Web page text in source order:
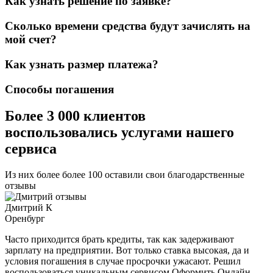
Сколько времени средства будут зачислять на
мой счет?
Как узнать размер платежа?
Способы погашения
Более 3 000 клиентов
воспользовались услугами нашего
сервиса
Из них более более 100 оставили свои благодарственные
отзывы
Дмитрий К
Оренбург
Часто приходится брать кредиты, так как задерживают
зарплату на предприятии. Вот только ставка высокая, да и
условия погашения в случае просрочки ужасают. Решил